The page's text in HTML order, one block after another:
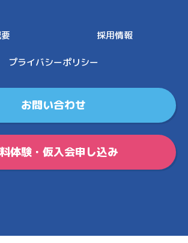
採用情報
プライバシーポリシー
お問い合わせ
体験・仮入会申し込み